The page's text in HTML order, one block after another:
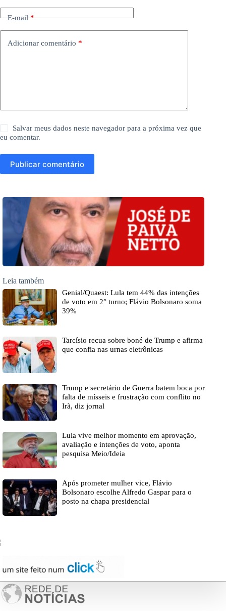
E-mail*
Adicionar comentário *
Salvar meus dados neste navegador para a próxima vez que
eu comentar.
Publicar comentário
Leia também
Genial/Quaest: Lula tem 44% das intenções
de voto em 2° turno; Flávio Bolsonaro soma
39%
Tarcísio recua sobre boné de Trump e afirma
que confia nas urnas eletrônicas
Trump e secretário de Guerra batem boca por
falta de mísseis e frustração com conflito no
Irã, diz jornal
Lula vive melhor momento em aprovação,
avaliação e intenções de voto, aponta
pesquisa Meio/Ideia
Após prometer mulher vice, Flávio
Bolsonaro escolhe Alfredo Gaspar para o
posto na chapa presidencial